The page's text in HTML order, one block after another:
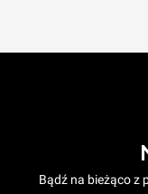
Bądź na bieżąco z